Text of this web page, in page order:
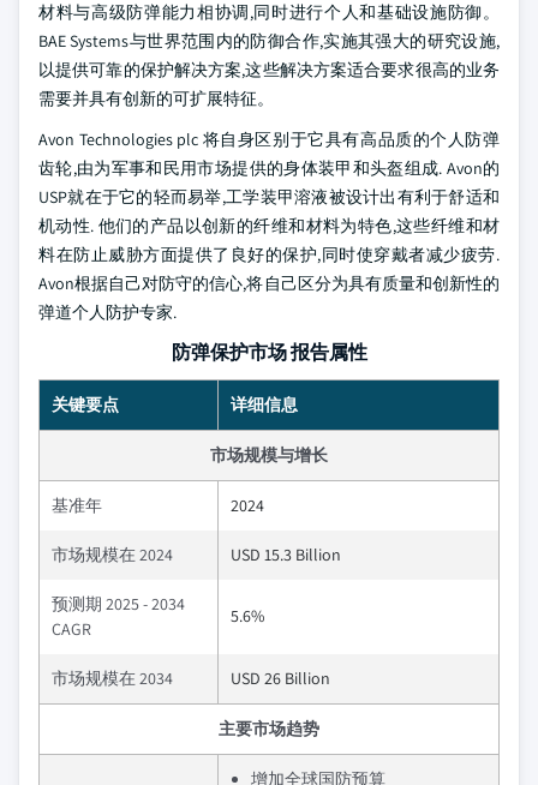
材料与高级防弹能力相协调,同时进行个人和基础设施防御。
BAE Systems与世界范围内的防御合作,实施其强大的研究设施,
以提供可靠的保护解决方案,这些解决方案适合要求很高的业务
需要并具有创新的可扩展特征。
Avon Technologies plc 将自身区别于它具有高品质的个人防弹
齿轮,由为军事和民用市场提供的身体装甲和头盔组成. Avon的
USP就在于它的轻而易举,工学装甲溶液被设计出有利于舒适和
机动性. 他们的产品以创新的纤维和材料为特色,这些纤维和材
料在防止威胁方面提供了良好的保护,同时使穿戴者减少疲劳.
Avon根据自己对防守的信心,将自己区分为具有质量和创新性的
弹道个人防护专家.
防弹保护市场 报告属性
关键要点 详细信息
市场规模与增长
基准年 2024
市场规模在 2024 USD 15.3 Billion
预测期 2025 - 2034
CAGR
5.6%
市场规模在 2034 USD 26 Billion
主要市场趋势
增加全球国防预算